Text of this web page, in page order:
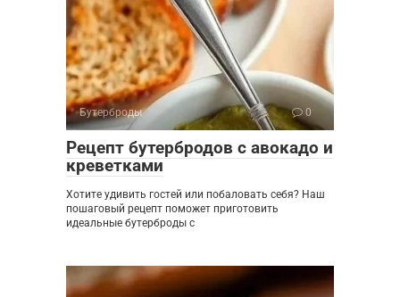
Бутерброды 0
Рецепт бутербродов с авокадо и
креветками
Хотите удивить гостей или побаловать себя? Наш
пошаговый рецепт поможет приготовить
идеальные бутерброды с